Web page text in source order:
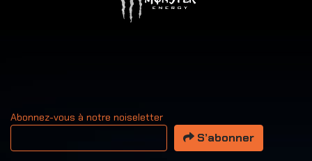
Abonnez-vous à notre noiseletter
Votre adresse email
S’abonner